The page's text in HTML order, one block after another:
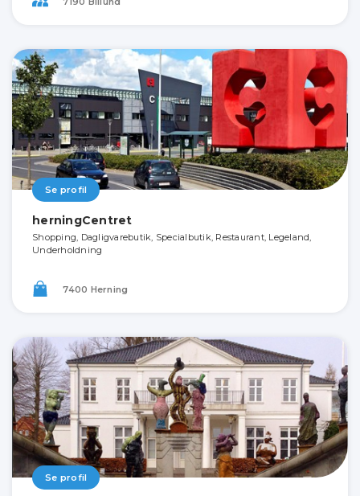
Se profil
herningCentret
Shopping, Dagligvarebutik, Specialbutik, Restaurant, Legeland,
Underholdning
7400 Herning
Se profil